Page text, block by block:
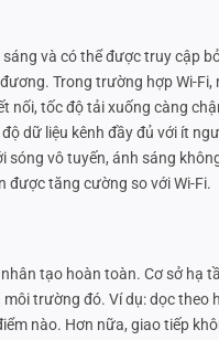
và có thể được truy cập
Trong trường hợp Wi-
nối, tốc độ tải xuống càng
dữ liệu kênh đầy đủ với ít
vô tuyến, ánh sáng
được tăng cường so với Wi-Fi.
tạo hoàn toàn. Cơ sở hạ
trường đó. Ví dụ: dọc theo
nào. Hơn nữa, giao tiếp